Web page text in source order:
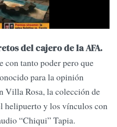
del cajero de la AFA.
con tanto poder pero que
para la opinión
Villa Rosa, la colección de
helipuerto y los vínculos con
“Chiqui” Tapia.